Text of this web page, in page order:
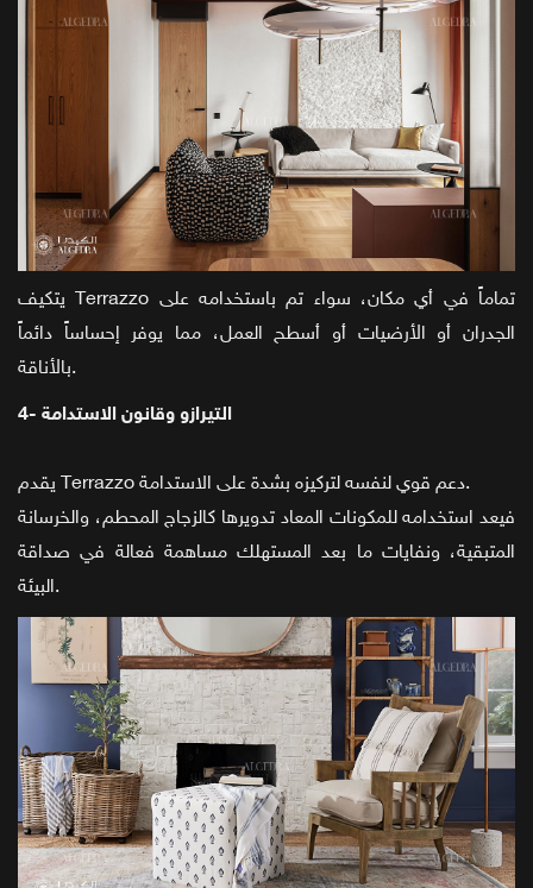
يتكيف Terrazzo تماماً في أي مكان، سواء تم باستخدامه على
الجدران أو الأرضيات أو أسطح العمل، مما يوفر إحساساً دائماً
بالأناقة.
4- التيرازو وقانون الاستدامة
يقدم Terrazzo دعم قوي لنفسه لتركيزه بشدة على الاستدامة.
فيعد استخدامه للمكونات المعاد تدويرها كالزجاج المحطم، والخرسانة
المتبقية، ونفايات ما بعد المستهلك مساهمة فعالة في صداقة
البيئة.